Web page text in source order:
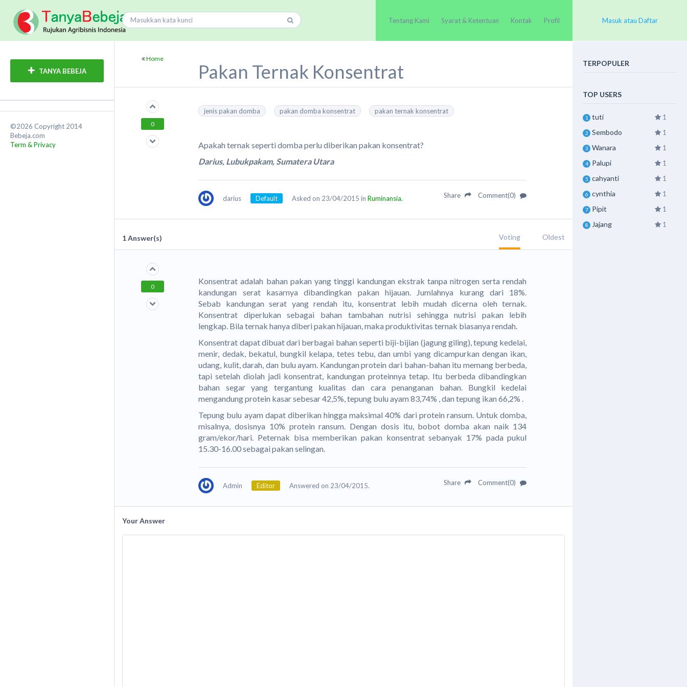
Tentang Kami Syarat & Ketentuan Kontak Profil Masuk atau Daftar
TANYA BEBEJA
©2026 Copyright 2014
Bebeja.com
Term & Privacy
Home
Pakan Ternak Konsentrat
0
jenis pakan domba pakan domba konsentrat pakan ternak konsentrat
Apakah ternak seperti domba perlu diberikan pakan konsentrat?
Darius, Lubukpakam, Sumatera Utara
darius Default Asked on 23/04/2015 in Ruminansia. Share Comment(0)
1Answer(s) Voting Oldest
0
Konsentrat adalah bahan pakan yang tinggi kandungan ekstrak tanpa nitrogen serta rendah
kandungan serat kasarnya dibandingkan pakan hijauan. Jumlahnya kurang dari 18%.
Sebab kandungan serat yang rendah itu, konsentrat lebih mudah dicerna oleh ternak.
Konsentrat diperlukan sebagai bahan tambahan nutrisi sehingga nutrisi pakan lebih
lengkap. Bila ternak hanya diberi pakan hijauan, maka produktivitas ternak biasanya rendah.
Konsentrat dapat dibuat dari berbagai bahan seperti biji-bijian (jagung giling), tepung kedelai,
menir, dedak, bekatul, bungkil kelapa, tetes tebu, dan umbi yang dicampurkan dengan ikan,
udang, kulit, darah, dan bulu ayam. Kandungan protein dari bahan-bahan itu memang berbeda,
tapi setelah diolah jadi konsentrat, kandungan proteinnya tetap. Itu berbeda dibandingkan
bahan segar yang tergantung kualitas dan cara penanganan bahan. Bungkil kedelai
mengandung protein kasar sebesar 42,5%, tepung bulu ayam 83,74% , dan tepung ikan 66,2% .
Tepung bulu ayam dapat diberikan hingga maksimal 40% dari protein ransum. Untuk domba,
misalnya, dosisnya 10% protein ransum. Dengan dosis itu, bobot domba akan naik 134
gram/ekor/hari. Peternak bisa memberikan pakan konsentrat sebanyak 17% pada pukul
15.30-16.00 sebagai pakan selingan.
Admin Editor Answered on 23/04/2015. Share Comment(0)
Your Answer
TERPOPULER
TOP USERS
1 tuti 1
2 Sembodo 1
3 Wanara 1
4 Palupi 1
5 cahyanti 1
6 cynthia 1
7 Pipit 1
8 Jajang 1